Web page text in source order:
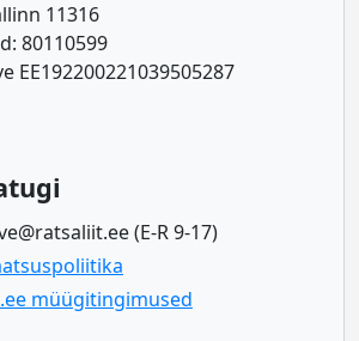
11316
80110599
EE192200221039505287
(E-R 9-17)
müügitingimused